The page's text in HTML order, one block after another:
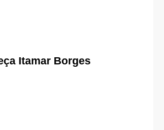
Itamar Borges